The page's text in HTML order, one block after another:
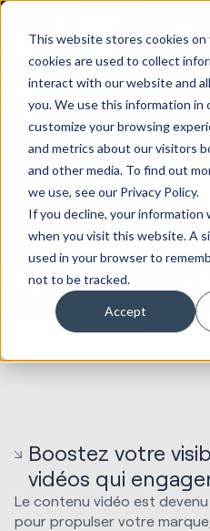
This website stores cookies
cookies are used to collect
interact with our website and
you. We use this information in
customize your browsing
and metrics about our visitors
and other media. To find out
we use, see our Privacy Policy.
If you decline, your information
when you visit this website. A
used in your browser to
not to be tracked.
Accept
Agence de
percutantes
Donnez vie à votre marque
créées par nos experts
Réservez votre appel de
Boostez votre
vidéos qui
Le contenu vidéo est
pour propulser votre